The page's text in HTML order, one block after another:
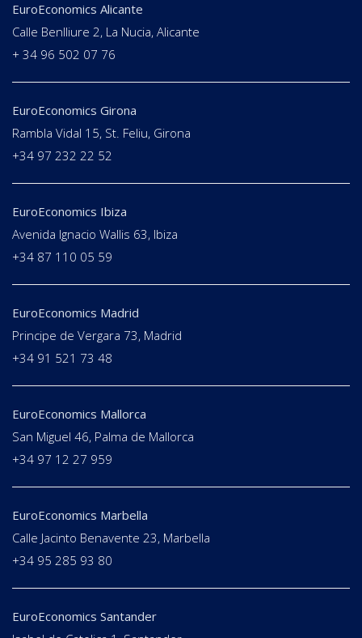
EuroEconomics Alicante
Calle Benlliure 2, La Nucia, Alicante
+ 34 96 502 07 76
EuroEconomics Girona
Rambla Vidal 15, St. Feliu, Girona
+34 97 232 22 52
EuroEconomics Ibiza
Avenida Ignacio Wallis 63, Ibiza
+34 87 110 05 59
EuroEconomics Madrid
Principe de Vergara 73, Madrid
+34 91 521 73 48
EuroEconomics Mallorca
San Miguel 46, Palma de Mallorca
+34 97 12 27 959
EuroEconomics Marbella
Calle Jacinto Benavente 23, Marbella
+34 95 285 93 80
EuroEconomics Santander